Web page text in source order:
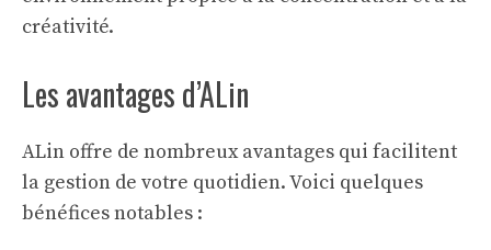
créativité.
Les avantages d’ALin
ALin offre de nombreux avantages qui facilitent
la gestion de votre quotidien. Voici quelques
bénéfices notables :